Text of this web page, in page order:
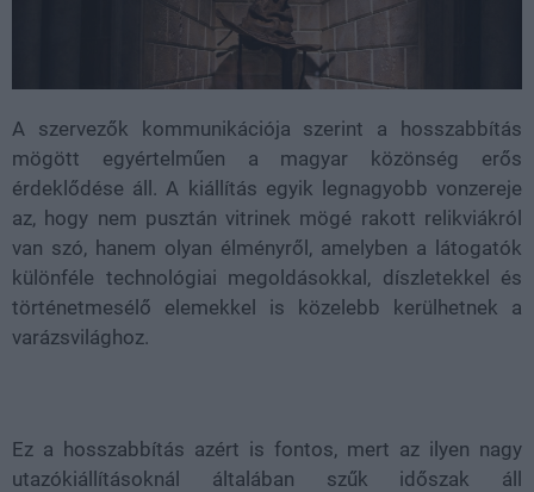
A szervezők kommunikációja szerint a hosszabbítás
mögött egyértelműen a magyar közönség erős
érdeklődése áll. A kiállítás egyik legnagyobb vonzereje
az, hogy nem pusztán vitrinek mögé rakott relikviákról
van szó, hanem olyan élményről, amelyben a látogatók
különféle technológiai megoldásokkal, díszletekkel és
történetmesélő elemekkel is közelebb kerülhetnek a
varázsvilághoz.
Ez a hosszabbítás azért is fontos, mert az ilyen nagy
utazókiállításoknál általában szűk időszak áll